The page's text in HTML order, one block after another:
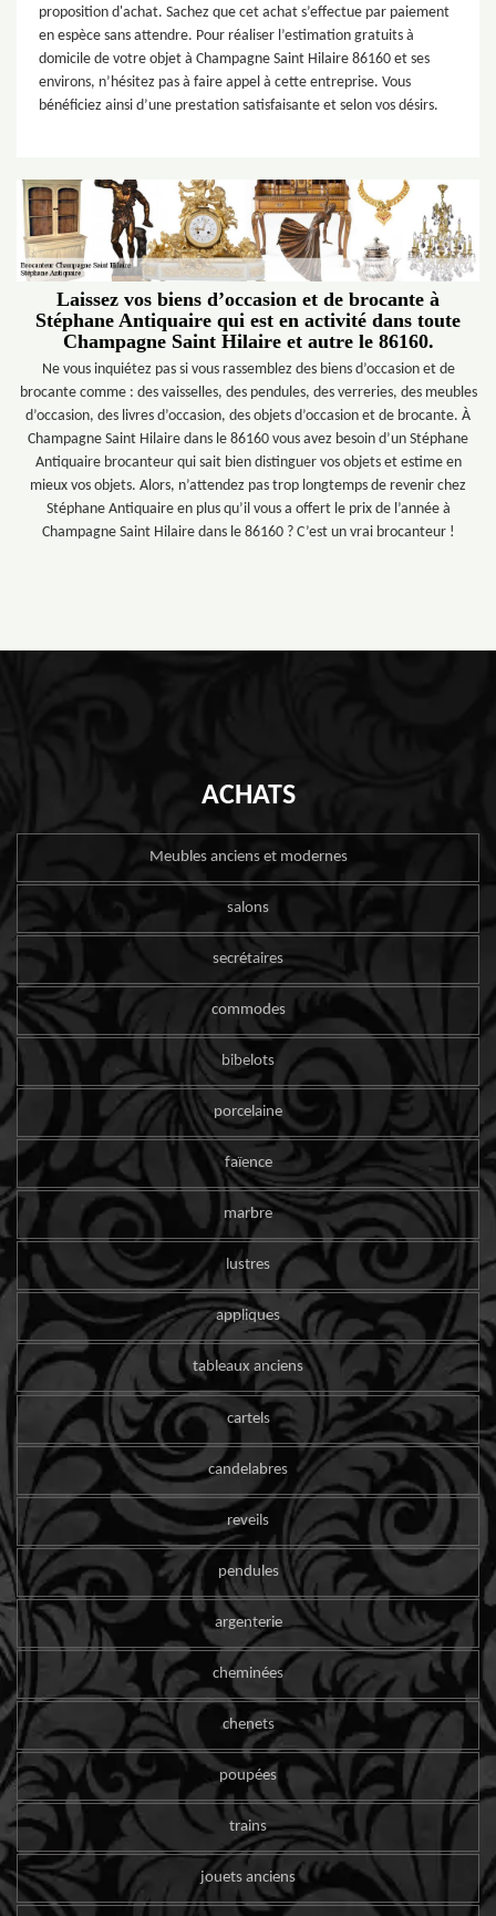
proposition d'achat. Sachez que cet achat s’effectue par paiement
en espèce sans attendre. Pour réaliser l’estimation gratuits à
domicile de votre objet à Champagne Saint Hilaire 86160 et ses
environs, n’hésitez pas à faire appel à cette entreprise. Vous
bénéficiez ainsi d’une prestation satisfaisante et selon vos désirs.
Laissez vos biens d’occasion et de brocante à
Stéphane Antiquaire qui est en activité dans toute
Champagne Saint Hilaire et autre le 86160.
Ne vous inquiétez pas si vous rassemblez des biens d’occasion et de
brocante comme : des vaisselles, des pendules, des verreries, des meubles
d’occasion, des livres d’occasion, des objets d’occasion et de brocante. À
Champagne Saint Hilaire dans le 86160 vous avez besoin d’un Stéphane
Antiquaire brocanteur qui sait bien distinguer vos objets et estime en
mieux vos objets. Alors, n’attendez pas trop longtemps de revenir chez
Stéphane Antiquaire en plus qu’il vous a offert le prix de l’année à
Champagne Saint Hilaire dans le 86160 ? C’est un vrai brocanteur !
ACHATS
Meubles anciens et modernes
salons
secrétaires
commodes
bibelots
porcelaine
faïence
marbre
lustres
appliques
tableaux anciens
cartels
candelabres
reveils
pendules
argenterie
cheminées
chenets
poupées
trains
jouets anciens